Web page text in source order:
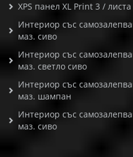
XPS панел XL Print 3 / листа
Интериор със
маз. сиво
Интериор със
маз. светло сиво
Интериор със
маз. шампан
Интериор със
маз. сиво